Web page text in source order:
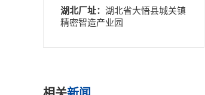
湖北厂址： 湖北省大悟县城关镇
精密智造产业园